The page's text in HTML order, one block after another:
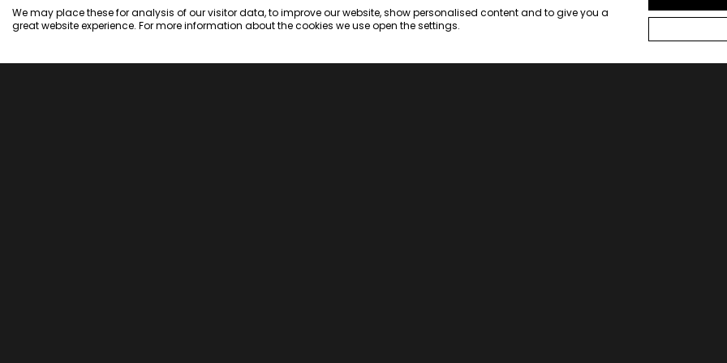
We may place these for analysis of our visitor data, to improve our website, show personalised content and to give you a
great website experience. For more information about the cookies we use open the settings.